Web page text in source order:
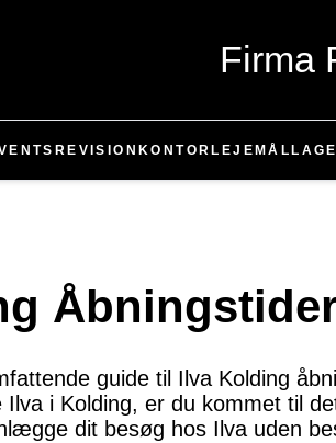
Firma
REVISION KONTOR LEJEMÅL
guide til Ilva Kolding
Ilva i Kolding, er du kommet til
dit besøg hos Ilva uden